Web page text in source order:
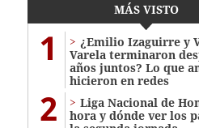
MÁS VISTO
1
¿Emilio Izaguirre y
Varela terminaron
años juntos? Lo que
hicieron en redes
2
Liga Nacional de
hora y dónde ver los